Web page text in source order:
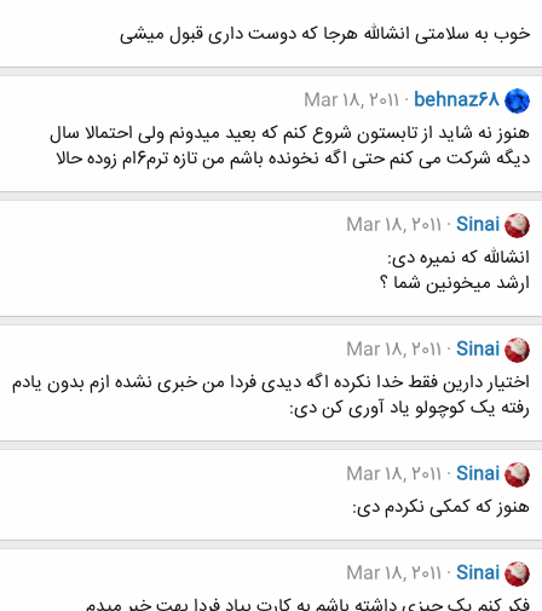
خوب به سلامتی انشالله هرجا که دوست داری قبول میشی
behnaz68
Mar 18, 2011
هنوز نه شاید از تابستون شروع کنم که بعید میدونم ولی احتمالا سال
دیگه شرکت می کنم حتی اگه نخونده باشم من تازه ترم6ام زوده حالا
Sinai
Mar 18, 2011
انشالله که نمیره دی:
ارشد میخونین شما ؟
Sinai
Mar 18, 2011
اختیار دارین فقط خدا نکرده اگه دیدی فردا من خبری نشده ازم بدون یادم
رفته یک کوچولو یاد آوری کن دی:
Sinai
Mar 18, 2011
هنوز که کمکی نکردم دی:
Sinai
Mar 18, 2011